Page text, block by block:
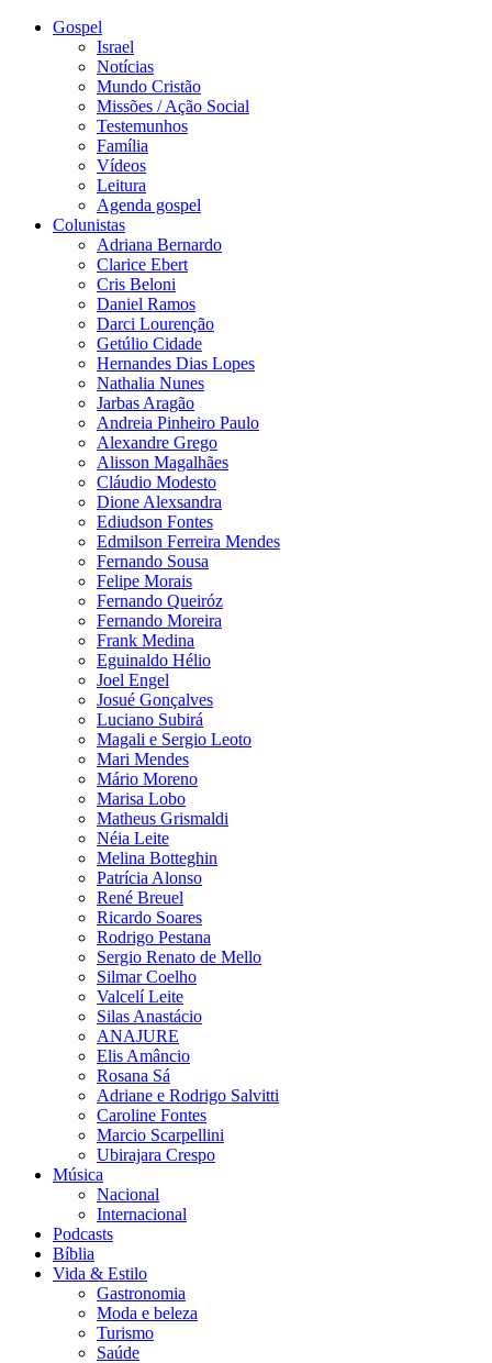
Gospel
Israel
Notícias
Mundo Cristão
Missões / Ação Social
Testemunhos
Família
Vídeos
Leitura
Agenda gospel
Colunistas
Adriana Bernardo
Clarice Ebert
Cris Beloni
Daniel Ramos
Darci Lourenção
Getúlio Cidade
Hernandes Dias Lopes
Nathalia Nunes
Jarbas Aragão
Andreia Pinheiro Paulo
Alexandre Grego
Alisson Magalhães
Cláudio Modesto
Dione Alexsandra
Ediudson Fontes
Edmilson Ferreira Mendes
Fernando Sousa
Felipe Morais
Fernando Queiróz
Fernando Moreira
Frank Medina
Eguinaldo Hélio
Joel Engel
Josué Gonçalves
Luciano Subirá
Magali e Sergio Leoto
Mari Mendes
Mário Moreno
Marisa Lobo
Matheus Grismaldi
Néia Leite
Melina Botteghin
Patrícia Alonso
René Breuel
Ricardo Soares
Rodrigo Pestana
Sergio Renato de Mello
Silmar Coelho
Valcelí Leite
Silas Anastácio
ANAJURE
Elis Amâncio
Rosana Sá
Adriane e Rodrigo Salvitti
Caroline Fontes
Marcio Scarpellini
Ubirajara Crespo
Música
Nacional
Internacional
Podcasts
Bíblia
Vida & Estilo
Gastronomia
Moda e beleza
Turismo
Saúde